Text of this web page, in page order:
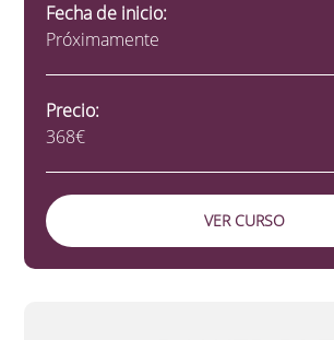
Fecha de inicio:
Próximamente
Precio:
368€
VER CURSO